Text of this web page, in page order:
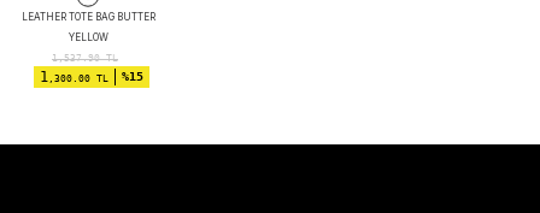
LEATHER TOTE BAG BUTTER
YELLOW
1,537.90TL
1,300.00 TL %15